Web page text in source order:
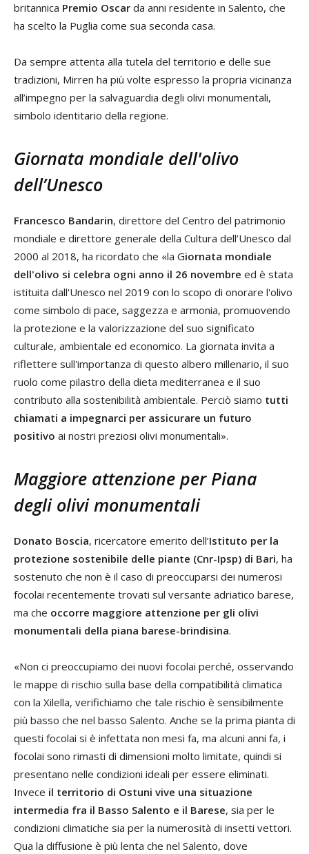
britannica Premio Oscar da anni residente in Salento, che
ha scelto la Puglia come sua seconda casa.
Da sempre attenta alla tutela del territorio e delle sue
tradizioni, Mirren ha più volte espresso la propria vicinanza
all’impegno per la salvaguardia degli olivi monumentali,
simbolo identitario della regione.
Giornata mondiale dell'olivo
dell’Unesco
Francesco Bandarin, direttore del Centro del patrimonio
mondiale e direttore generale della Cultura dell’Unesco dal
2000 al 2018, ha ricordato che «la Giornata mondiale
dell'olivo si celebra ogni anno il 26 novembre ed è stata
istituita dall'Unesco nel 2019 con lo scopo di onorare l'olivo
come simbolo di pace, saggezza e armonia, promuovendo
la protezione e la valorizzazione del suo significato
culturale, ambientale ed economico. La giornata invita a
riflettere sull'importanza di questo albero millenario, il suo
ruolo come pilastro della dieta mediterranea e il suo
contributo alla sostenibilità ambientale. Perciò siamo tutti
chiamati a impegnarci per assicurare un futuro
positivo ai nostri preziosi olivi monumentali».
Maggiore attenzione per Piana
degli olivi monumentali
Donato Boscia, ricercatore emerito dell’Istituto per la
protezione sostenibile delle piante (Cnr-Ipsp) di Bari, ha
sostenuto che non è il caso di preoccuparsi dei numerosi
focolai recentemente trovati sul versante adriatico barese,
ma che occorre maggiore attenzione per gli olivi
monumentali della piana barese-brindisina.
«Non ci preoccupiamo dei nuovi focolai perché, osservando
le mappe di rischio sulla base della compatibilità climatica
con la Xilella, verifichiamo che tale rischio è sensibilmente
più basso che nel basso Salento. Anche se la prima pianta di
questi focolai si è infettata non mesi fa, ma alcuni anni fa, i
focolai sono rimasti di dimensioni molto limitate, quindi si
presentano nelle condizioni ideali per essere eliminati.
Invece il territorio di Ostuni vive una situazione
intermedia fra il Basso Salento e il Barese, sia per le
condizioni climatiche sia per la numerosità di insetti vettori.
Qua la diffusione è più lenta che nel Salento, dove